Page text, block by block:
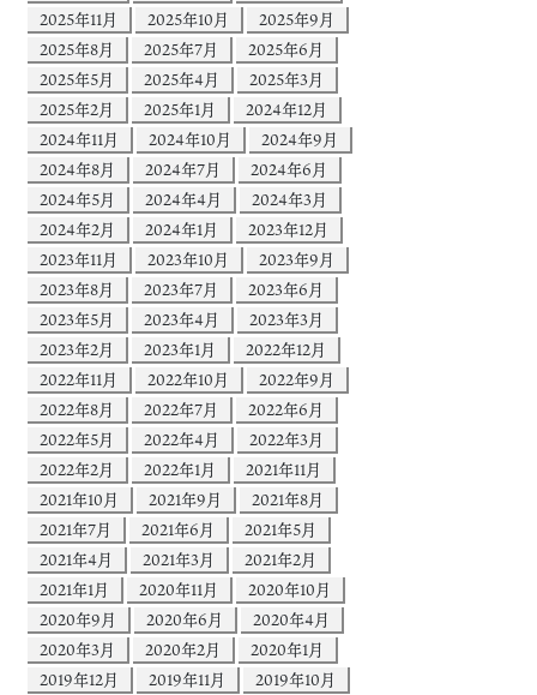
2025年11月
2025年10月
2025年9月
2025年8月
2025年7月
2025年6月
2025年5月
2025年4月
2025年3月
2025年2月
2025年1月
2024年12月
2024年11月
2024年10月
2024年9月
2024年8月
2024年7月
2024年6月
2024年5月
2024年4月
2024年3月
2024年2月
2024年1月
2023年12月
2023年11月
2023年10月
2023年9月
2023年8月
2023年7月
2023年6月
2023年5月
2023年4月
2023年3月
2023年2月
2023年1月
2022年12月
2022年11月
2022年10月
2022年9月
2022年8月
2022年7月
2022年6月
2022年5月
2022年4月
2022年3月
2022年2月
2022年1月
2021年11月
2021年10月
2021年9月
2021年8月
2021年7月
2021年6月
2021年5月
2021年4月
2021年3月
2021年2月
2021年1月
2020年11月
2020年10月
2020年9月
2020年6月
2020年4月
2020年3月
2020年2月
2020年1月
2019年12月
2019年11月 2019年10月